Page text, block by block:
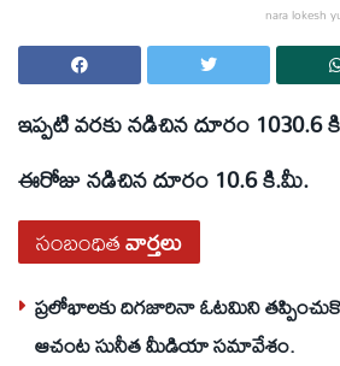
nara lokesh
ఇప్పటి వరకు నడిచిన దూరం 1030.6
ఈరోజు నడిచిన దూరం 10.6 కి.మీ.
సంబంధితవార్తలు
ప్రలోభాలకు దిగజారినా ఓటమిని
ఆచంట సునీత మీడియా సమావేశం.